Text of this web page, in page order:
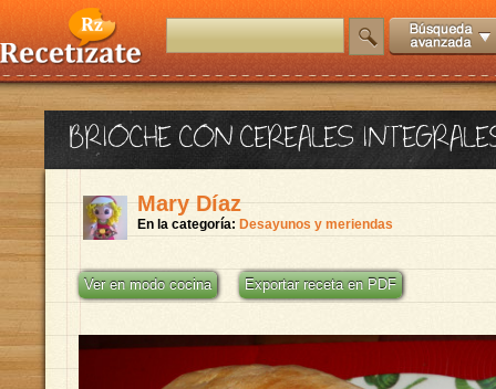
BRIOCHE CON CEREALES
Mary Díaz
En la categoría: Desayunos y meriendas
Ver en modo cocina Exportar receta en PDF